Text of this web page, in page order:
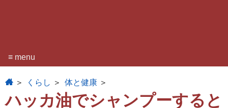
≡ menu
home くらし 体と健康
ハッカ油でシャンプーすると